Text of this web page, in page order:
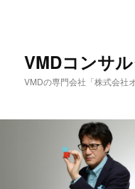
VMDコンサ
VMDの専門会社「株式会社